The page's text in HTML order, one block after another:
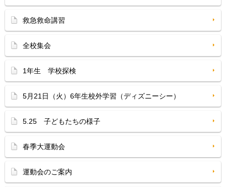
救急救命講習
全校集会
1年生 学校探検
5月21日（火）6年生校外学習（ディズニーシー）
5.25 子どもたちの様子
春季大運動会
運動会のご案内